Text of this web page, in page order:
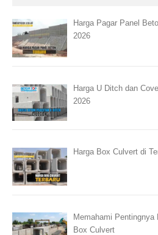
Harga Pagar Panel
2026
Harga U Ditch dan
2026
Harga Box Culvert di
Memahami Pentingnya
Box Culvert